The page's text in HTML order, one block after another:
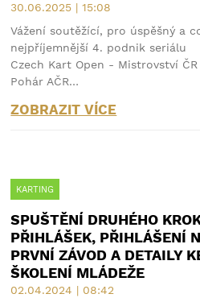
30.06.2025 | 15:08
Vážení soutěžící, pro úspěšný a
nejpříjemnější 4. podnik seriálu
Czech Kart Open - Mistrovství ČR
Pohár AČR…
ZOBRAZIT VÍCE
KARTING
SPUŠTĚNÍ DRUHÉHO
PŘIHLÁŠEK, PŘIHLÁŠENÍ
PRVNÍ ZÁVOD A DETAILY
ŠKOLENÍ MLÁDEŽE
02.04.2024 | 08:42